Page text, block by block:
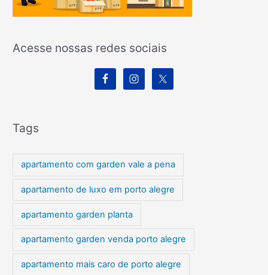
Acesse nossas redes sociais
Tags
apartamento com garden vale a pena
apartamento de luxo em porto alegre
apartamento garden planta
apartamento garden venda porto alegre
apartamento mais caro de porto alegre